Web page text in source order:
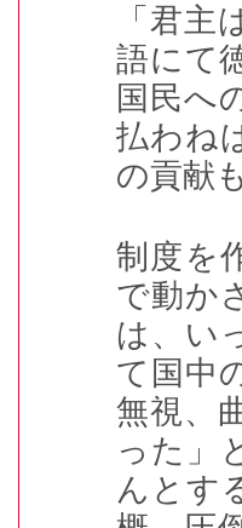
「君
語にて
国民へ
払わね
の貢献
制度を
で動か
は、い
て国中
無視、
った」
んとす